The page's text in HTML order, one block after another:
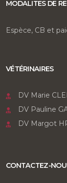
MODALITES DE
Espèce, CB et
VÉTÉRINAIRES
DV Marie
DV Pauline
DV Margot
CONTACTEZ-